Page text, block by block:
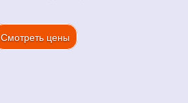
Смотреть цены